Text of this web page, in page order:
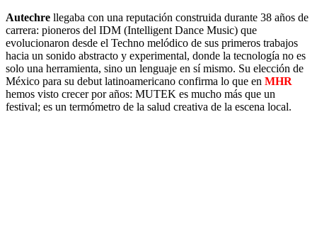
Autechre llegaba con una reputación construida durante 38 años de
carrera: pioneros del IDM (Intelligent Dance Music) que
evolucionaron desde el Techno melódico de sus primeros trabajos
hacia un sonido abstracto y experimental, donde la tecnología no es
solo una herramienta, sino un lenguaje en sí mismo. Su elección de
México para su debut latinoamericano confirma lo que en MHR
hemos visto crecer por años: MUTEK es mucho más que un
festival; es un termómetro de la salud creativa de la escena local.